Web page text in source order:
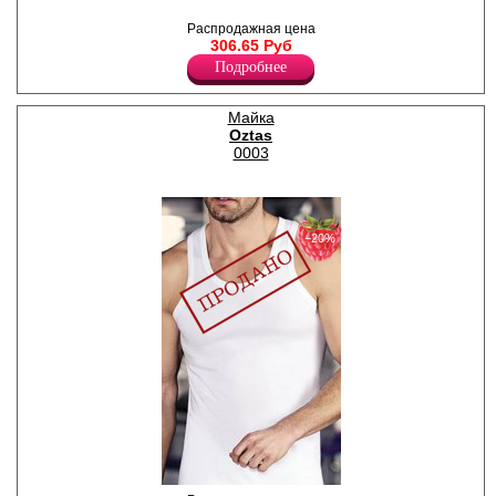
средней ширины,
однотонная.
Хлопок 100%
Распродажная цена
306.65 Руб
Подробнее
Майка
Oztas
0003
−20%